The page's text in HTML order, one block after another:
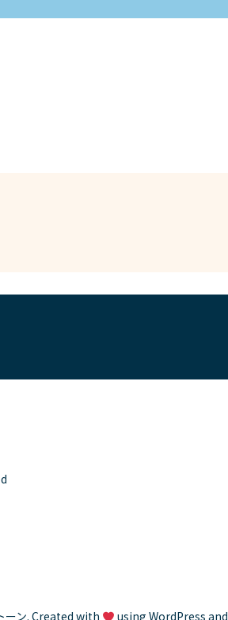
ーン. Created with using WordPress and